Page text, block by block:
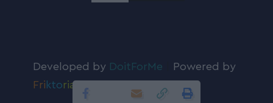
Developed by DoitForMe
Powered by
Fri ktoria